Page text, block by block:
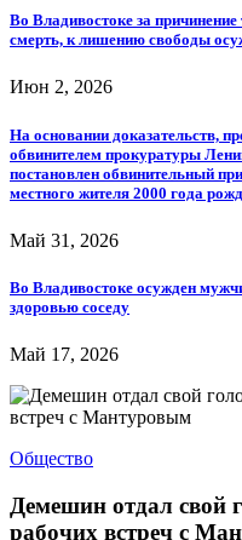
Во Владивостоке за
смерть, к лишению свободы
Июн 2, 2026
На основании доказательств,
обвинителем прокуратуры
постановлен обвинительный
местного жителя 2000 года
Май 31, 2026
Во Владивостоке осужден
здоровью соседу
Май 17, 2026
Общество
Демешин отдал свой
рабочих встреч с